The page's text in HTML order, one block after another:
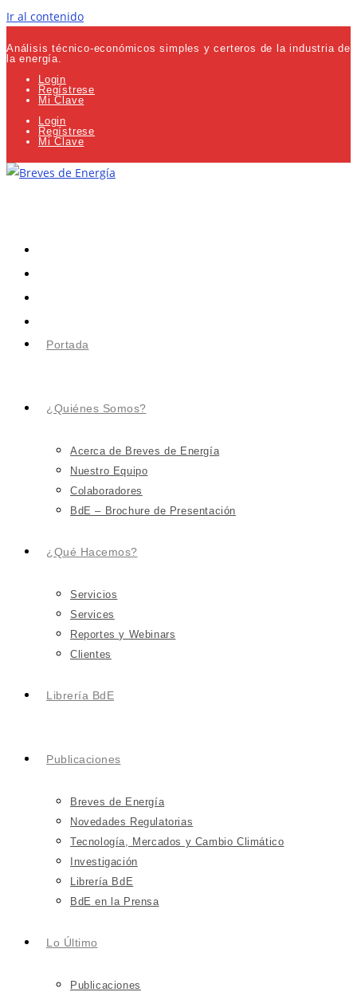
Ir al contenido
Análisis técnico-económicos simples y certeros de la industria de
la energía.
Login
Regístrese
Mi Clave
Login
Regístrese
Mi Clave
Portada
¿Quiénes Somos?
Acerca de Breves de Energía
Nuestro Equipo
Colaboradores
BdE – Brochure de Presentación
¿Qué Hacemos?
Servicios
Services
Reportes y Webinars
Clientes
Librería BdE
Publicaciones
Breves de Energía
Novedades Regulatorias
Tecnología, Mercados y Cambio Climático
Investigación
Librería BdE
BdE en la Prensa
Lo Último
Publicaciones